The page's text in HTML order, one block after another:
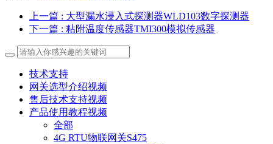
上一篇 : 大型漏水浸入式探测器WLD103数字探测器
下一篇 : 粘附温度传感器TMI300模拟传感器
技术支持
网关选型介绍视频
售后技术支持视频
产品使用教程视频
全部
4G RTU物联网关S475